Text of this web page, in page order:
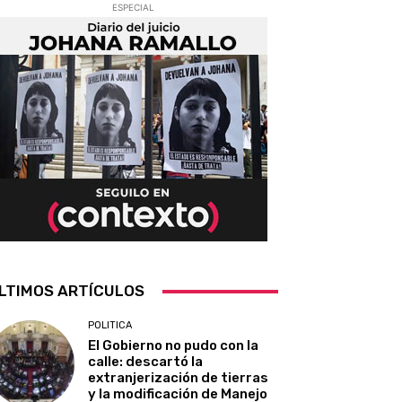
ESPECIAL
ARTÍCULOS
POLITICA
El Gobierno no pudo con la
calle: descartó la
extranjerización de tierras
y la modificación de Manejo